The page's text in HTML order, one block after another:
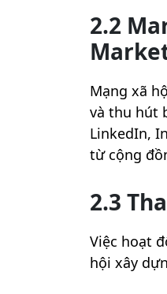
2.2
Mạng xã
và thu hút
LinkedIn,
từ cộng
2.3
Việc hoạt
hội xây